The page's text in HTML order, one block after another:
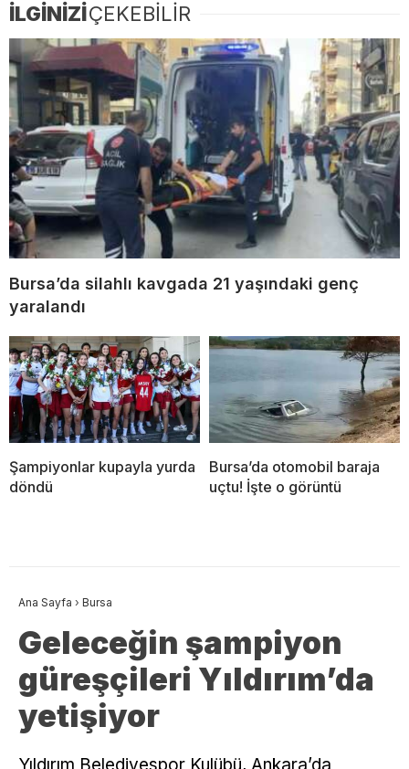
İLGİNİZİÇEKEBİLİR
Bursa’da silahlı kavgada 21 yaşındaki genç
yaralandı
Şampiyonlar kupayla yurda
döndü
Bursa’da otomobil baraja
uçtu! İşte o görüntü
Ana Sayfa › Bursa
Geleceğin şampiyon
güreşçileri Yıldırım’da
yetişiyor